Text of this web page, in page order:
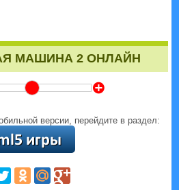
МАШИНА 2 ОНЛАЙН
Z
версии, перейдите в раздел: